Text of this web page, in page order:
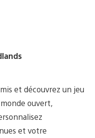
et découvrez un jeu
ouvert,
et votre